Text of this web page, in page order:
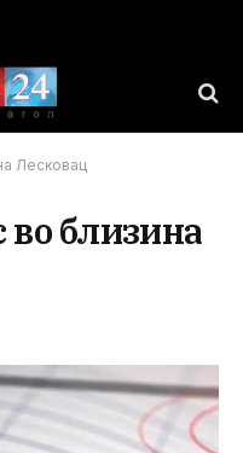
Лесковац
во близина